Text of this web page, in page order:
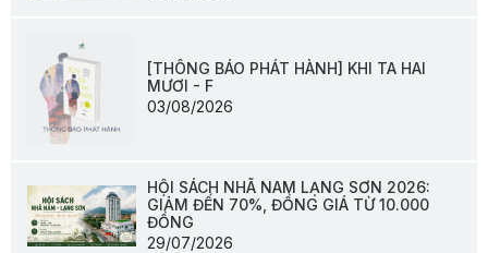
[THÔNG BÁO PHÁT HÀNH] KHI TA HAI
MƯƠI - F
03/08/2026
HỘI SÁCH NHÃ NAM LẠNG SƠN 2026:
GIẢM ĐẾN 70%, ĐỒNG GIÁ TỪ 10.000
ĐỒNG
29/07/2026